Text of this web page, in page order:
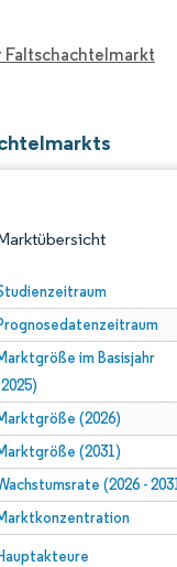
Faltschachtelmarkt
im Basisjahr
(2026)
(2031)
(2026 -
© Mordor Intelligence.
Namensnennung